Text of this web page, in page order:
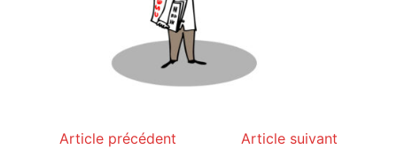
Article précédent Article suivant